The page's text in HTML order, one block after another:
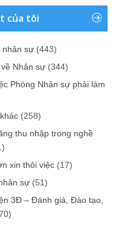
của tôi
nhân sự (443)
Nhân sự (344)
Phòng Nhân sự phải làm
(258)
thu nhập trong nghề
xin thôi việc (17)
sự (51)
3Đ – Đánh giá, Đào tạo,